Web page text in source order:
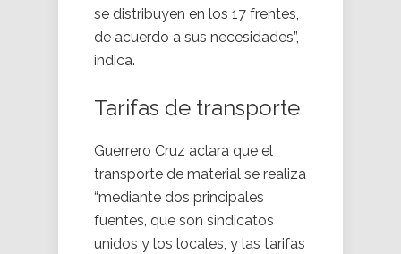
se distribuyen en los 17 frentes,
de acuerdo a sus necesidades”,
indica.
Tarifas de transporte
Guerrero Cruz aclara que el
transporte de material se realiza
“mediante dos principales
fuentes, que son sindicatos
unidos y los locales, y las tarifas